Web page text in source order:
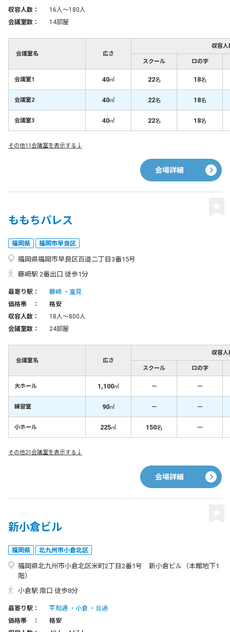
収容人数：
16人〜180人
会議室数：
14部屋
会議室名 広さ
収容人
スクール ロの字
会議室1 40㎡ 22名 18名
会議室2 40㎡ 22名 18名
会議室3 40㎡ 22名 18名
その他11会議室を表示する↓
会場詳細
ももちパレス
福岡県 福岡市早良区
福岡県福岡市早良区百道二丁目3番15号
藤崎駅 2番出口 徒歩1分
最寄り駅： 藤崎
室見
価格帯 ：
格安
収容人数：
18人〜800人
会議室数：
24部屋
会議室名 広さ
収容人
スクール ロの字
大ホール 1,100㎡ － －
練習室 90㎡ － －
小ホール 225㎡ 150名 －
その他21会議室を表示する↓
会場詳細
新小倉ビル
福岡県 北九州市小倉北区
福岡県北九州市小倉北区米町2丁目2番1号 新小倉ビル（本館地下1
階）
小倉駅 南口 徒歩8分
最寄り駅： 平和通 小倉
旦過
価格帯 ：
格安